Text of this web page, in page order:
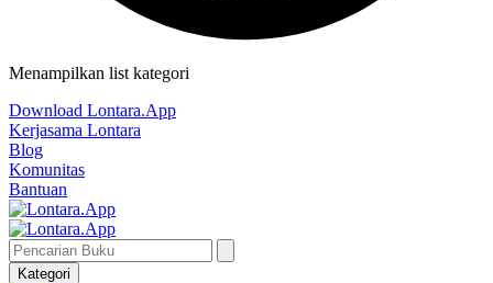
Menampilkan list kategori
Download Lontara.App
Kerjasama Lontara
Blog
Komunitas
Bantuan
Kategori